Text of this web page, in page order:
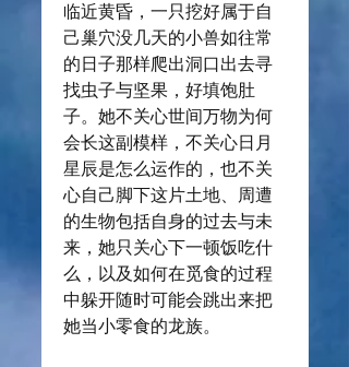
临近黄昏，一只挖好属于自
己巢穴没几天的小兽如往常
的日子那样爬出洞口出去寻
找虫子与坚果，好填饱肚
子。她不关心世间万物为何
会长这副模样，不关心日月
星辰是怎么运作的，也不关
心自己脚下这片土地、周遭
的生物包括自身的过去与未
来，她只关心下一顿饭吃什
么，以及如何在觅食的过程
中躲开随时可能会跳出来把
她当小零食的龙族。